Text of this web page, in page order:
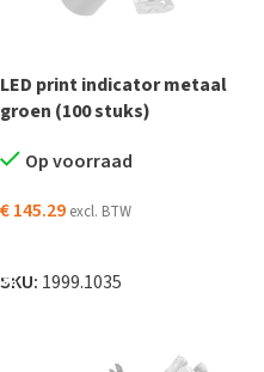
LED print indicator metaal
groen (100 stuks)
Op voorraad
€145.29 excl. BTW
SKU: 1999.1035